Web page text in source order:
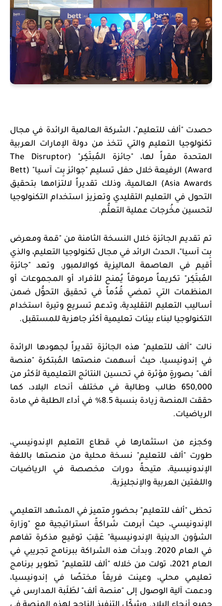
حصدت "ألف للتعليم"، الشركة العالمية الرائدة في مجال
تكنولوجيا التعليم والتي تتخذ من دولة الإمارات العربية
المتحدة مقراً لها، "جائزة المُبتَكِر" (The Disruptor
Award) الرفيعة خلال حفل تسليم "جوائز بِت آسيا" (Bett
Asia Awards) العالمية، وذلك تقديراً لالتزامها بتحقيق
التحول في التعليم التقليدي وتعزيز استخدام التكنولوجيا
لتحسين مخُرجات عملية التعلُّم.
تم تقديم الجائزة خلال النسخة الثامنة من "قمة ومعرض
بِت آسيا"، الحدث الرائد في مجال تكنولوجيا التعليم، والذي
أقيم في العاصمة الماليزية كوالالمبور. وتعد "جائزة
المُبتَكِر" تكريماً مرموقاً يُمنح للأفراد أو المجموعات أو
المنظمات التي تمضي قُدُماً في تحقيق التحوُّل ضمن
أساليب التعليم التقليدية، وتدعم تسريع وتيرة استخدام
التكنولوجيا لبناء بيئات تعليمية أكثر جاهزية للمستقبل.
نالت "ألف للتعليم" هذه الجائزة تقديراً لجهودها الرائدة
في إندونيسيا، حيث أسهمت منصتها المُبتكرة "منصة
ألف" بصورةٍ مؤثرة في تحسين النتائج التعليمية لأكثر من
650,000 طالب وطالبة في مختلف أنحاء البلاد، كما
حققت المنصة زيادة بنسبة 8.5% في أداء الطلبة في مادة
الرياضيات.
وكجزء من استثمارها في قطاع التعليم الإندونيسي،
طورت "ألف للتعليم" نسخة محلية من منصتها باللغة
الإندونيسية، متيحةً دورات مخصصة في الرياضيات
واللغتين العربية والإنجليزية.
تحظى "ألف للتعليم" بحضورٍ متميز في المشهد التعليمي
الإندونيسي، حيث أبرمت شراكةً استراتيجية مع "وزارة
الشؤون الدينية الإندونيسية" عَقِبَ توقيع مذكرة تفاهم
في العام 2020. وبدأت هذه الشراكة ببرنامج تجريبي في
العام 2021، تولت من خلاله "ألف للتعليم" تطوير برنامج
تعليمي محلي، وعينت فريقاً مختصًا في إندونيسيا،
ودعمت آلية الوصول إلى "منصة ألف" لطَلَبة المدارس في